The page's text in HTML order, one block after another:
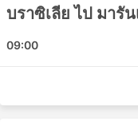
ข้ามคืน การบริการอาจ
และของว่าง หรืออาหา
ห้องน้ำหรือแวะเติมน้
ให้คุณประหยัดค่าห้อง
เดินทางจะสะดวกสบ
บราซิเลีย ไป มารัน
09:00